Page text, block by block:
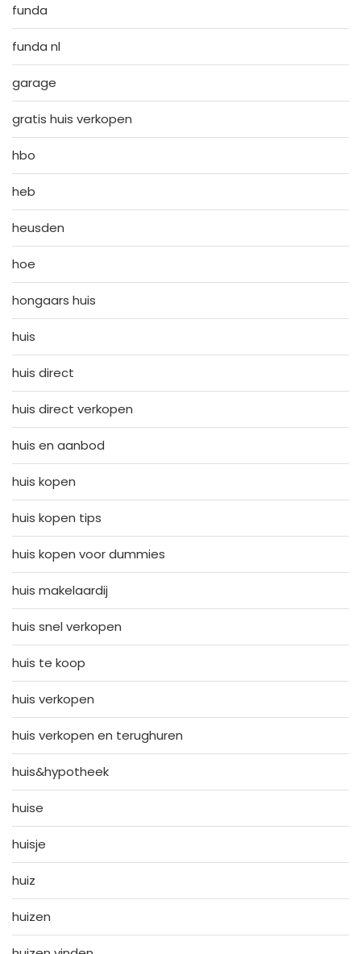
funda
funda nl
garage
gratis huis verkopen
hbo
heb
heusden
hoe
hongaars huis
huis
huis direct
huis direct verkopen
huis en aanbod
huis kopen
huis kopen tips
huis kopen voor dummies
huis makelaardij
huis snel verkopen
huis te koop
huis verkopen
huis verkopen en terughuren
huis&hypotheek
huise
huisje
huiz
huizen